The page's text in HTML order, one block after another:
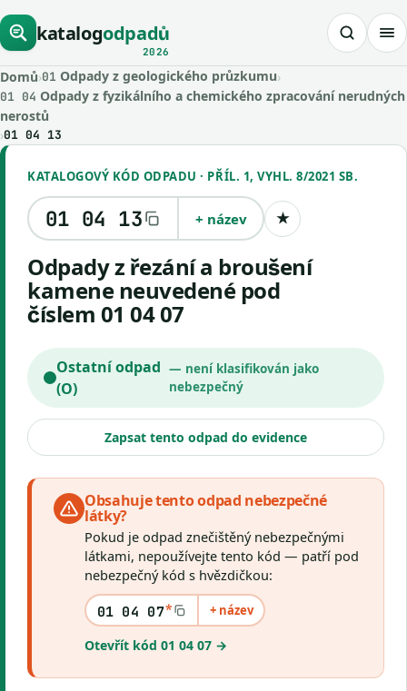
katalogodpadů
2026
Domů›01 Odpady z geologického průzkumu›
01 04 Odpady z fyzikálního a chemického zpracování nerudných
nerostů
›01 04 13
KATALOGOVÝ KÓD ODPADU · PŘÍL. 1, VYHL. 8/2021 SB.
01 04 13 + název ★Uložit kód
Odpady z řezání a broušení
kamene neuvedené pod
číslem 01 04 07
Ostatní odpad
(O)
— není klasifikován jako
nebezpečný
Zapsat tento odpad do evidence
Obsahuje tento odpad nebezpečné
látky?
Pokud je odpad znečištěný nebezpečnými
látkami, nepoužívejte tento kód — patří pod
nebezpečný kód s hvězdičkou:
01 04 07* + název
Otevřít kód 01 04 07 →